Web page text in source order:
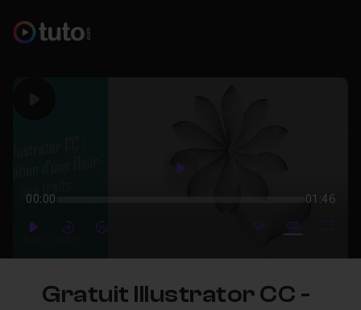
Play
00:00 01:46
PlayForwardForward mute video
Subtitles
Gratuit Illustrator CC -